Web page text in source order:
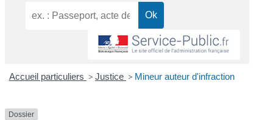
Accueil particuliers > Justice > Mineur auteur d'infraction
Dossier